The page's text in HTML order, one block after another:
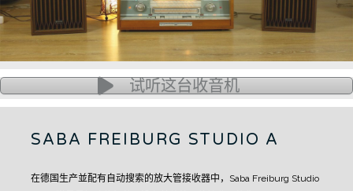
试听这台收音机
SABA FREIBURG STUDIO A
在德国生产並配有自动搜索的放大管接收器中， Saba Freiburg Studio